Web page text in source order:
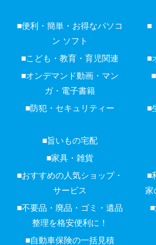
■便利・簡単・お得なパソコ
ン ソフト
■
■こども・教育・育児関連
■
■オンデマンド動画・マン
ガ・電子書籍
■防犯・セキュリティー
■
■旨いもの宅配
■家具・雑貨
■おすすめの人気ショップ・
サービス
■
家
■不要品・廃品・ゴミ・遺品
整理を格安便利に！
■自動車保険の一括見積